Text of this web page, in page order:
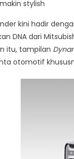
stylish
kini hadir
DNA dari
itu, tampilan
otomotif